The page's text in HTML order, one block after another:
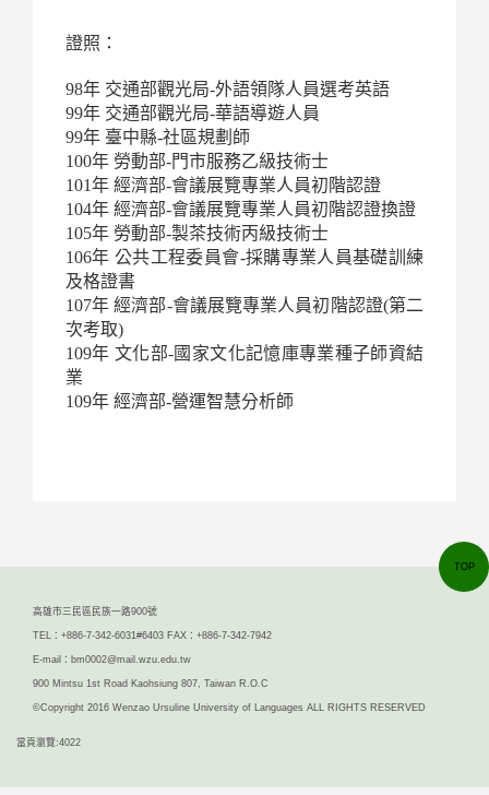
證照：
98年 交通部觀光局-外語領隊人員選考英語
99年 交通部觀光局-華語導遊人員
99年 臺中縣-社區規劃師
100年 勞動部-門市服務乙級技術士
101年 經濟部-會議展覽專業人員初階認證
104年 經濟部-會議展覽專業人員初階認證換證
105年 勞動部-製茶技術丙級技術士
106年 公共工程委員會-採購專業人員基礎訓練
及格證書
107年 經濟部-會議展覽專業人員初階認證(第二
次考取)
109年 文化部-國家文化記憶庫專業種子師資結
業
109年 經濟部-營運智慧分析師
高雄市三民區民族一路900號
TEL：+886-7-342-6031#6403 FAX：+886-7-342-7942
E-mail：bm0002@mail.wzu.edu.tw
900 Mintsu 1st Road Kaohsiung 807, Taiwan R.O.C
©Copyright 2016 Wenzao Ursuline University of Languages ALL RIGHTS RESERVED
當頁瀏覽:4022
TOP